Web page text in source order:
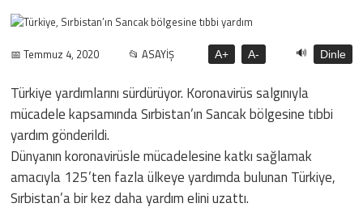
📅 Temmuz 4, 2020 📂 ASAYİŞ A+ A- 🔊 Dinle
Türkiye yardımlarını sürdürüyor. Koronavirüs salgınıyla
mücadele kapsamında Sırbistan’ın Sancak bölgesine tıbbi
yardım gönderildi.
Dünyanın koronavirüsle mücadelesine katkı sağlamak
amacıyla 125’ten fazla ülkeye yardımda bulunan Türkiye,
Sırbistan’a bir kez daha yardım elini uzattı.